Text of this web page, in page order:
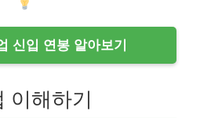
신입 연봉 알아보기
이해하기